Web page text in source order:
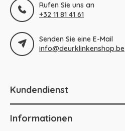
Rufen Sie uns an
+32 11 81 41 61
Senden Sie eine E-Mail
info@deurklinkenshop.be
Kundendienst
Informationen